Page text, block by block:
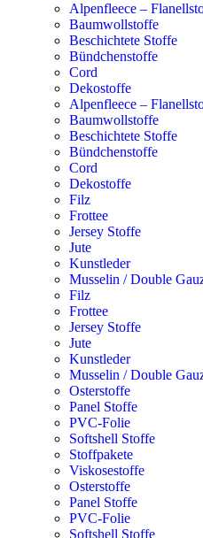
Alpenfleece –
Baumwollstoffe
Beschichtete Stoffe
Bündchenstoffe
Cord
Dekostoffe
Alpenfleece –
Baumwollstoffe
Beschichtete Stoffe
Bündchenstoffe
Cord
Dekostoffe
Filz
Frottee
Jersey Stoffe
Jute
Kunstleder
Musselin / Double
Filz
Frottee
Jersey Stoffe
Jute
Kunstleder
Musselin / Double
Osterstoffe
Panel Stoffe
PVC-Folie
Softshell Stoffe
Stoffpakete
Viskosestoffe
Osterstoffe
Panel Stoffe
PVC-Folie
Softshell Stoffe